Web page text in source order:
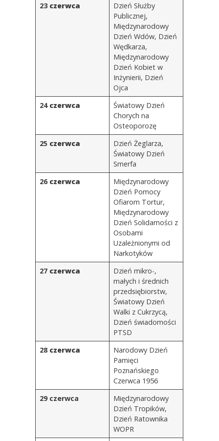
23 czerwca
Dzień Służby
Publicznej,
Międzynarodowy
Dzień Wdów, Dzień
Wędkarza,
Międzynarodowy
Dzień Kobiet w
Inżynierii, Dzień
Ojca
24 czerwca
Światowy Dzień
Chorych na
Osteoporozę
25 czerwca Dzień Żeglarza,
Światowy Dzień
Smerfa
26 czerwca
Międzynarodowy
Dzień Pomocy
Ofiarom Tortur,
Międzynarodowy
Dzień Solidarności z
Osobami
Uzależnionymi od
Narkotyków
27 czerwca
Dzień mikro-,
małych i średnich
przedsiębiorstw,
Światowy Dzień
Walki z Cukrzycą,
Dzień świadomości
PTSD
28 czerwca
Narodowy Dzień
Pamięci
Poznańskiego
Czerwca 1956
29 czerwca
Międzynarodowy
Dzień Tropików,
Dzień Ratownika
WOPR